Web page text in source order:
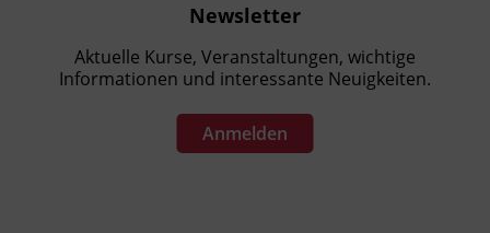
Newsletter
Aktuelle Kurse, Veranstaltungen, wichtige
Informationen und interessante Neuigkeiten.
Anmelden